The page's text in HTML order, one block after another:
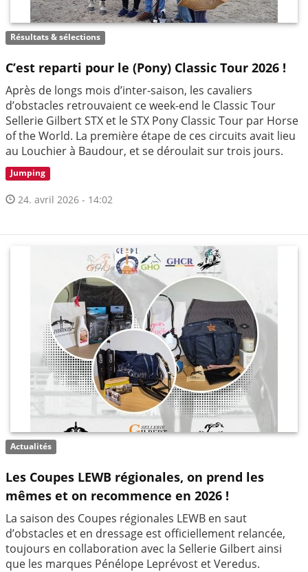
Résultats & sélections
C’est reparti pour le (Pony) Classic Tour 2026 !
Après de longs mois d’inter-saison, les cavaliers
d’obstacles retrouvaient ce week-end le Classic Tour
Sellerie Gilbert STX et le STX Pony Classic Tour par Horse
of the World. La première étape de ces circuits avait lieu
au Louchier à Baudour, et se déroulait sur trois jours.
Jumping
24. avril 2026 - 14:02
Actualités
Les Coupes LEWB régionales, on prend les
mêmes et on recommence en 2026 !
La saison des Coupes régionales LEWB en saut
d’obstacles et en dressage est officiellement relancée,
toujours en collaboration avec la Sellerie Gilbert ainsi
que les marques Pénélope Leprévost et Veredus.